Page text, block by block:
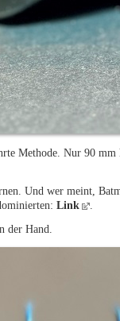
Methode. Nur 90
Und wer meint,
Link
der Hand.